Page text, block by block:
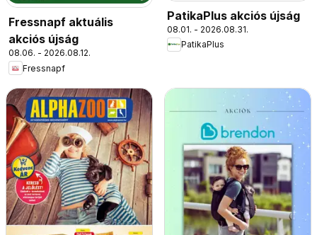
Fressnapf aktuális
akciós újság
08.06. - 2026.08.12.
Fressnapf
PatikaPlus akciós újság
08.01. - 2026.08.31.
PatikaPlus